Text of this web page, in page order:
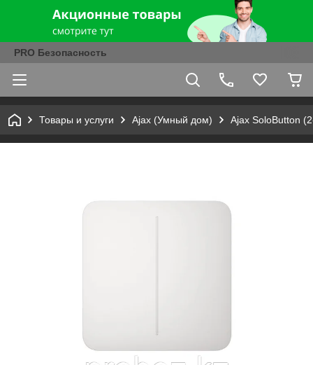
PRO Безопасность
Товары и услуги Ajax (Умный дом) Ajax SoloButton